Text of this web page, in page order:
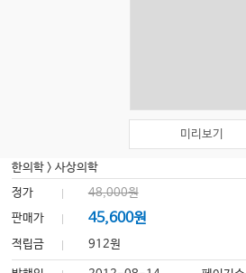
미리보기
한의학 >사상의학
정가
48,000원
판매가
45,600원
적립금 912원